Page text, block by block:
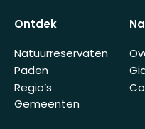
Ontdek
Natuurreservaten
Paden
Regio’s
Gemeenten